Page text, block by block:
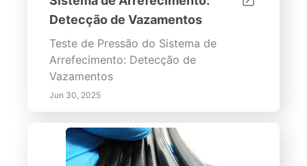
Detecção de Vazamentos
Teste de Pressão do Sistema de
Arrefecimento: Detecção de
Vazamentos
Jun 30, 2025